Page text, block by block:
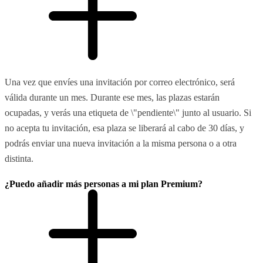
Una vez que envíes una invitación por correo electrónico, será
válida durante un mes. Durante ese mes, las plazas estarán
ocupadas, y verás una etiqueta de \"pendiente\" junto al usuario. Si
no acepta tu invitación, esa plaza se liberará al cabo de 30 días, y
podrás enviar una nueva invitación a la misma persona o a otra
distinta.
¿Puedo añadir más personas a mi plan Premium?